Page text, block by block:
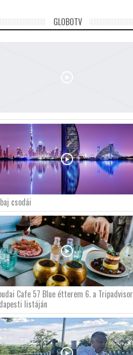
GLOBOTV
csodái
Cafe 57 Blue étterem 6. a Tripadvisor
listáján